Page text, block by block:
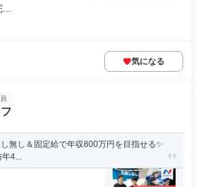
気になる
し無し＆固定給で年収800万円を目指せる✨
年4...